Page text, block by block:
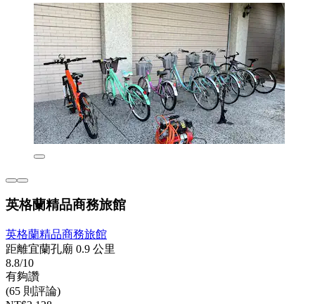
英格蘭精品商務旅館
英格蘭精品商務旅館
距離宜蘭孔廟 0.9 公里
8.8/10
有夠讚
(65 則評論)